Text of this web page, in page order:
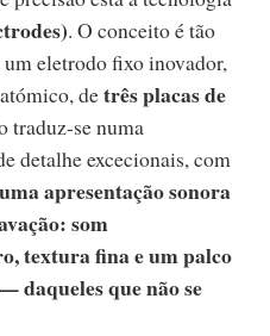
. O conceito é tão
eletrodo fixo inovador,
detrês placas de
traduz-se numa
detalhe excecionais, com
apresentação sonora
som
textura fina e um palco
daqueles que não se